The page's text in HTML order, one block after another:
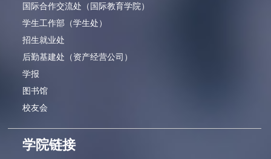
国际合作交流处（国际教育学院）
学生工作部（学生处）
招生就业处
后勤基建处（资产经营公司）
学报
图书馆
校友会
学院链接